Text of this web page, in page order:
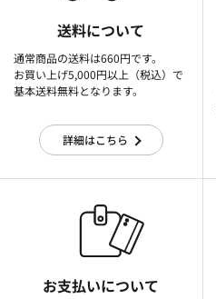
送料について
通常商品の送料は660円です。
お買い上げ5,000円以上（税込）で
基本送料無料となります。
詳細はこちら
お支払いについて